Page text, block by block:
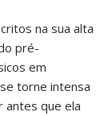
na sua alta
pré-
em
torne intensa
antes que ela